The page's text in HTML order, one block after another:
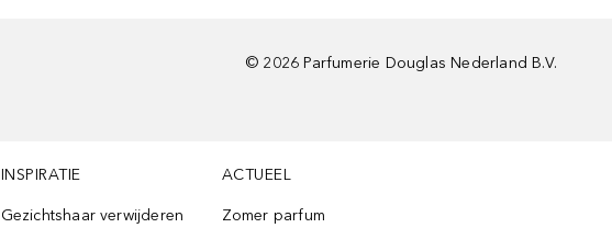
© 2026 Parfumerie Douglas Nederland B.V.
INSPIRATIE
Gezichtshaar verwijderen
ACTUEEL
Zomer parfum